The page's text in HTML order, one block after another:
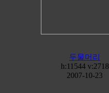
두물머리
h:11544 v:2718
2007-10-23